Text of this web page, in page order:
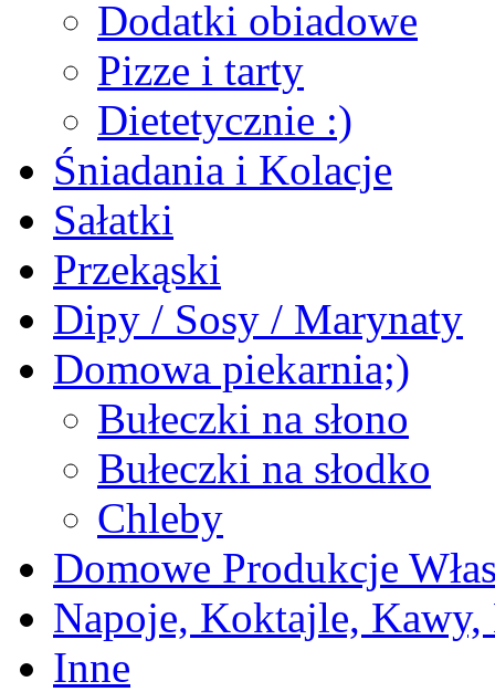
Dodatki obiadowe
Pizze i tarty
Dietetycznie :)
Śniadania i Kolacje
Sałatki
Przekąski
Dipy / Sosy / Marynaty
Domowa piekarnia;)
Bułeczki na słono
Bułeczki na słodko
Chleby
Domowe Produkcje
Napoje, Koktajle, Kawy,
Inne